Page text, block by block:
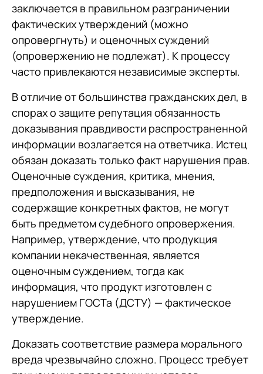
заключается в правильном разграничении
фактических утверждений (можно
опровергнуть) и оценочных суждений
(опровержению не подлежат). К процессу
часто привлекаются независимые эксперты.
В отличие от большинства гражданских дел, в
спорах о защите репутация обязанность
доказывания правдивости распространенной
информации возлагается на ответчика. Истец
обязан доказать только факт нарушения прав.
Оценочные суждения, критика, мнения,
предположения и высказывания, не
содержащие конкретных фактов, не могут
быть предметом судебного опровержения.
Например, утверждение, что продукция
компании некачественная, является
оценочным суждением, тогда как
информация, что продукт изготовлен с
нарушением ГОСТа (ДСТУ) — фактическое
утверждение.
Доказать соответствие размера морального
вреда чрезвычайно сложно. Процесс требует